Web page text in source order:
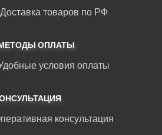
Доставка товаров по РФ
ОПЛАТЫ
условия оплаты
консультация